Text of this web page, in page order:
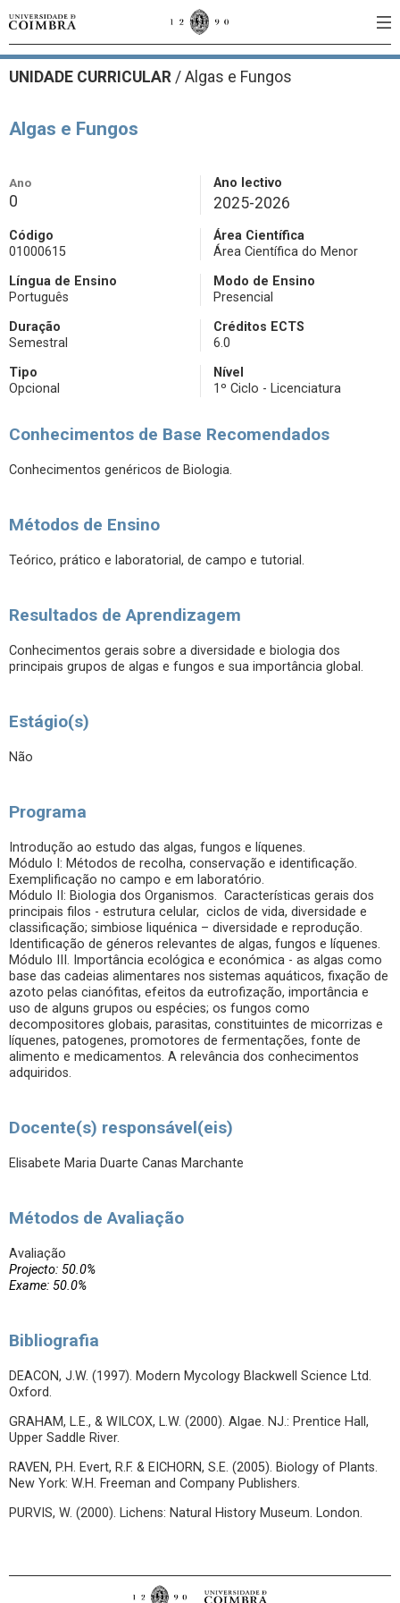
UNIDADE CURRICULAR / Algas e Fungos
Algas e Fungos
Ano
0
Ano lectivo
2025-2026
Código
01000615
Área Científica
Área Científica do Menor
Língua de Ensino
Português
Modo de Ensino
Presencial
Duração
Semestral
Créditos ECTS
6.0
Tipo
Opcional
Nível
1º Ciclo - Licenciatura
Conhecimentos de Base Recomendados
Conhecimentos genéricos de Biologia.
Métodos de Ensino
Teórico, prático e laboratorial, de campo e tutorial.
Resultados de Aprendizagem
Conhecimentos gerais sobre a diversidade e biologia dos
principais grupos de algas e fungos e sua importância global.
Estágio(s)
Não
Programa
Introdução ao estudo das algas, fungos e líquenes.
Módulo I: Métodos de recolha, conservação e identificação.
Exemplificação no campo e em laboratório.
Módulo II: Biologia dos Organismos. Características gerais dos
principais filos - estrutura celular, ciclos de vida, diversidade e
classificação; simbiose liquénica – diversidade e reprodução.
Identificação de géneros relevantes de algas, fungos e líquenes.
Módulo III. Importância ecológica e económica - as algas como
base das cadeias alimentares nos sistemas aquáticos, fixação de
azoto pelas cianófitas, efeitos da eutrofização, importância e
uso de alguns grupos ou espécies; os fungos como
decompositores globais, parasitas, constituintes de micorrizas e
líquenes, patogenes, promotores de fermentações, fonte de
alimento e medicamentos. A relevância dos conhecimentos
adquiridos.
Docente(s) responsável(eis)
Elisabete Maria Duarte Canas Marchante
Métodos de Avaliação
Avaliação
Projecto: 50.0%
Exame: 50.0%
Bibliografia
DEACON, J.W. (1997). Modern Mycology Blackwell Science Ltd.
Oxford.
GRAHAM, L.E., & WILCOX, L.W. (2000). Algae. NJ.: Prentice Hall,
Upper Saddle River.
RAVEN, P.H. Evert, R.F. & EICHORN, S.E. (2005). Biology of Plants.
New York: W.H. Freeman and Company Publishers.
PURVIS, W. (2000). Lichens: Natural History Museum. London.